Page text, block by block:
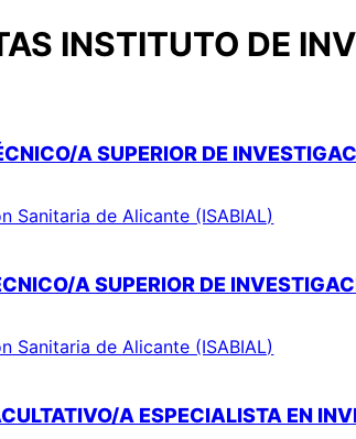
INSTITUTO DE
A SUPERIOR DE
Sanitaria de Alicante (ISABIAL)
A SUPERIOR DE
Sanitaria de Alicante (ISABIAL)
A ESPECIALISTA EN